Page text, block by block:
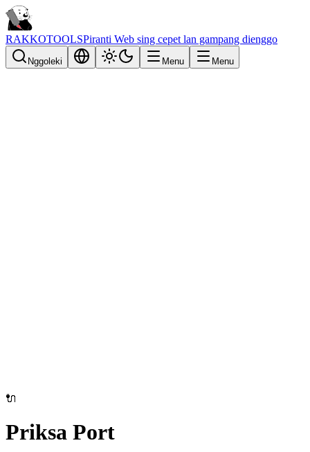
RAKKOTOOLSPiranti Web sing cepet lan gampang dienggo
Nggoleki Menu Menu
🔌
Priksa Port